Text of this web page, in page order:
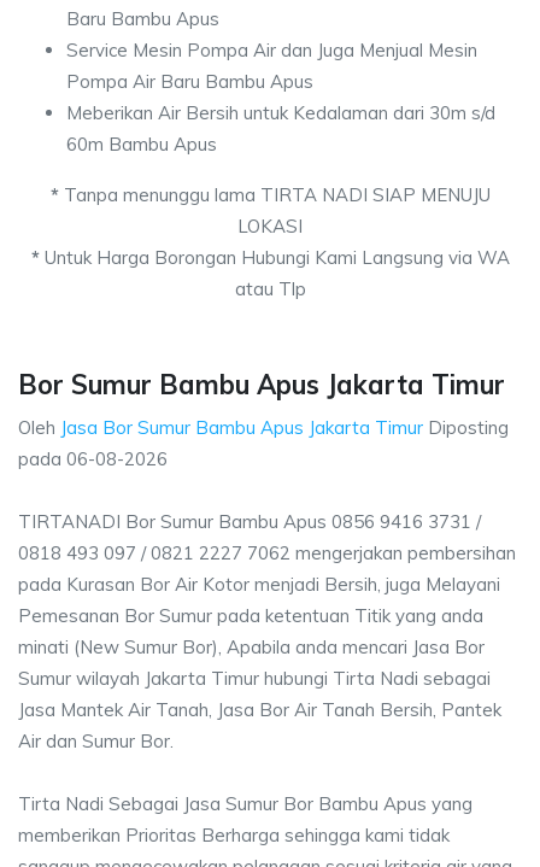
Baru Bambu Apus
Service Mesin Pompa Air dan Juga Menjual Mesin
Pompa Air Baru Bambu Apus
Meberikan Air Bersih untuk Kedalaman dari 30m s/d
60m Bambu Apus
*Tanpa menunggu lama TIRTA NADI SIAP MENUJU
LOKASI
*Untuk Harga Borongan Hubungi Kami Langsung via WA
atau Tlp
Bor Sumur Bambu Apus Jakarta Timur
Oleh Jasa Bor Sumur Bambu Apus Jakarta Timur Diposting
pada 06-08-2026
TIRTANADI Bor Sumur Bambu Apus 0856 9416 3731 /
0818 493 097 / 0821 2227 7062 mengerjakan pembersihan
pada Kurasan Bor Air Kotor menjadi Bersih, juga Melayani
Pemesanan Bor Sumur pada ketentuan Titik yang anda
minati (New Sumur Bor), Apabila anda mencari Jasa Bor
Sumur wilayah Jakarta Timur hubungi Tirta Nadi sebagai
Jasa Mantek Air Tanah, Jasa Bor Air Tanah Bersih, Pantek
Air dan Sumur Bor.
Tirta Nadi Sebagai Jasa Sumur Bor Bambu Apus yang
memberikan Prioritas Berharga sehingga kami tidak